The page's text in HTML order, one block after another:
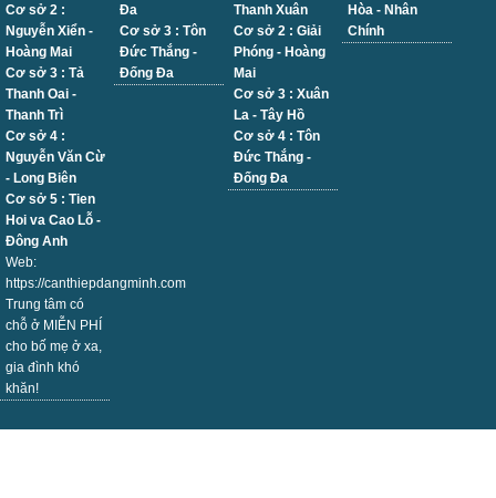
Cơ sở 2 :
Nguyễn Xiển -
Hoàng Mai
Cơ sở 3 : Tả
Thanh Oai -
Thanh Trì
Cơ sở 4 :
Nguyễn Văn Cừ
- Long Biên
Cơ sở 5 : Tien
Hoi va Cao Lỗ -
Đông Anh
Web:
https://canthiepdangminh.com
Trung tâm có
chỗ ở MIỄN PHÍ
cho bố mẹ ở xa,
gia đình khó
khăn!
Đa
Cơ sở 3 : Tôn
Đức Thắng -
Đống Đa
Thanh Xuân
Cơ sở 2 : Giải
Phóng - Hoàng
Mai
Cơ sở 3 : Xuân
La - Tây Hồ
Cơ sở 4 : Tôn
Đức Thắng -
Đống Đa
Hòa - Nhân
Chính